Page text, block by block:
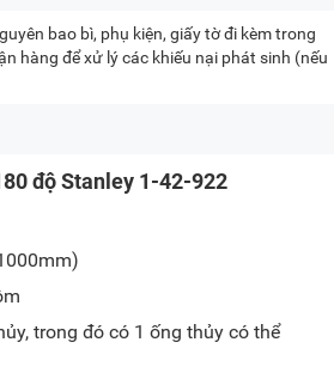
bao bì, phụ kiện, giấy tờ đi kèm trong
hàng để xử lý các khiếu nại phát sinh (nếu
độ Stanley 1-42-922
trong đó có 1 ống thủy có thể